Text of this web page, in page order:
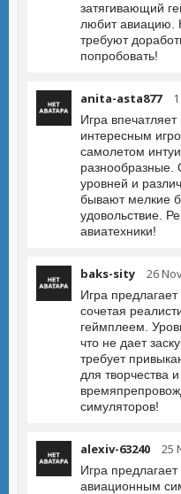
затягивающий
любит авиацию.
требуют
попробовать!
anita-asta877
Игра
интересным
самолетом
разнообразные.
уровней и
бывают мелкие
удовольствие.
авиатехники!
baks-sity 26
Игра
сочетая
геймплеем.
что не дает
требует
для творчества
симуляторов!
alexiv-63240 25
Игра
авиационным